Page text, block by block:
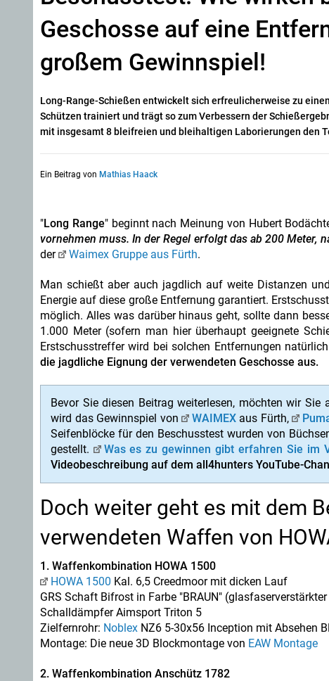
Geschosse auf eine
großem Gewinnspiel!
Long-Range-Schießen entwickelt sich erfreulicherweise zu
Schützen trainiert und trägt so zum Verbessern der
mit insgesamt 8 bleifreien und bleihaltigen Laborierungen den
Ein Beitrag von Mathias Haack
"Long Range" beginnt nach Meinung von Hubert
vornehmen muss. In der Regel erfolgt das ab 200 Meter,
der
Waimex Gruppe aus Fürth.
Man schießt aber auch jagdlich auf weite Distanzen
Energie auf diese große Entfernung garantiert.
möglich. Alles was darüber hinaus geht, sollte dann
1.000 Meter (sofern man hier überhaupt geeignete
Erstschusstreffer wird bei solchen Entfernungen
die jagdliche Eignung der verwendeten Geschosse aus.
Bevor Sie diesen Beitrag weiterlesen, möchten wir Sie
wird das Gewinnspiel von
WAIMEXaus Fürth,
Seifenblöcke für den Beschusstest wurden von
gestellt.
Was es zu gewinnen gibt erfahren Sie im
Videobeschreibung auf dem all4hunters YouTube-
Doch weiter geht es mit dem
verwendeten Waffen von
1. Waffenkombination HOWA 1500
HOWA 1500 Kal. 6,5 Creedmoor mit dicken Lauf
GRS Schaft Bifrost in Farbe "BRAUN"
Schalldämpfer Aimsport Triton 5
Zielfernrohr: Noblex NZ6 5-30x56 Inception mit Absehen
Montage: Die neue 3D Blockmontage von EAW Montage
2. Waffenkombination Anschütz 1782